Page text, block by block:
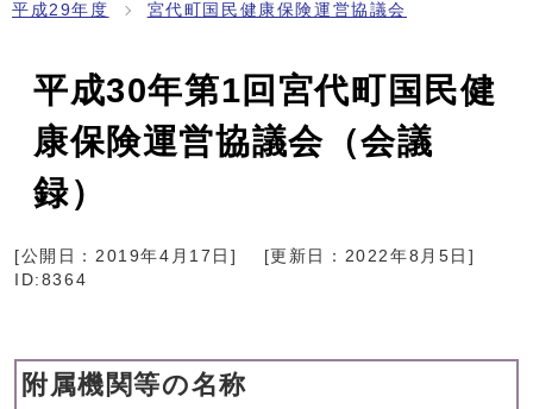
平成29年度 宮代町国民健康保険運営協議会
平成30年第1回宮代町国民健
康保険運営協議会（会議
録）
[公開日： 2019年4月17日 ] [更新日： 2022年8月5日]
ID:8364
附属機関等の名称